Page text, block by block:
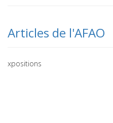
Articles de l'AFAO
xpositions